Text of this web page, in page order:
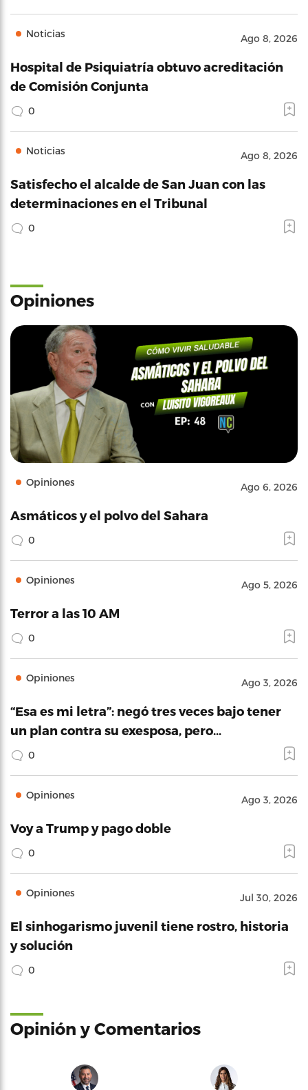
Noticias Ago 8, 2026
Hospital de Psiquiatría obtuvo acreditación
de Comisión Conjunta
0
Noticias Ago 8, 2026
Satisfecho el alcalde de San Juan con las
determinaciones en el Tribunal
0
Opiniones
Opiniones Ago 6, 2026
Asmáticos y el polvo del Sahara
0
Opiniones Ago 5, 2026
Terror a las 10 AM
0
Opiniones Ago 3, 2026
“Esa es mi letra”: negó tres veces bajo tener
un plan contra su exesposa, pero…
0
Opiniones Ago 3, 2026
Voy a Trump y pago doble
0
Opiniones Jul 30, 2026
El sinhogarismo juvenil tiene rostro, historia
y solución
0
Opinión y Comentarios